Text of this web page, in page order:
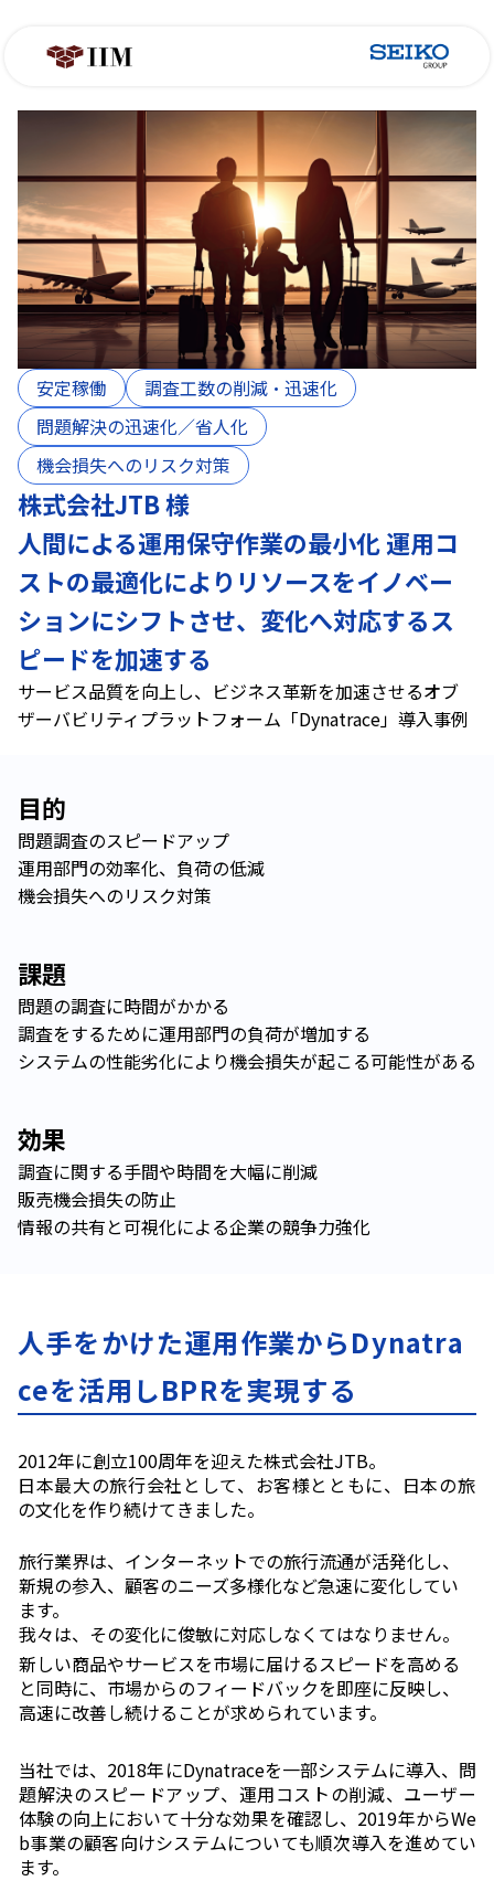
安定稼働
調査工数の削減・迅速化
問題解決の迅速化／省人化​
機会損失へのリスク対策
株式会社JTB 様
人間による運用保守作業の最小化 運用コ
ストの最適化によりリソースをイノベー
ションにシフトさせ、変化へ対応するス
ピードを加速する
サービス品質を向上し、ビジネス革新を加速させるオブ
ザーバビリティプラットフォーム「Dynatrace」導入事例
目的
問題調査のスピードアップ
運用部門の効率化、負荷の低減
機会損失へのリスク対策
課題
問題の調査に時間がかかる
調査をするために運用部門の負荷が増加する
システムの性能劣化により機会損失が起こる可能性がある
効果
調査に関する手間や時間を大幅に削減
販売機会損失の防止
情報の共有と可視化による企業の競争力強化
人手をかけた運用作業からDynatra
ceを活用しBPRを実現する
2012年に創立100周年を迎えた株式会社JTB。
日本最大の旅行会社として、お客様とともに、日本の旅
の文化を作り続けてきました。
旅行業界は、インターネットでの旅行流通が活発化し、
新規の参入、顧客のニーズ多様化など急速に変化してい
ます。
我々は、その変化に俊敏に対応しなくてはなりません。
新しい商品やサービスを市場に届けるスピードを高める
と同時に、市場からのフィードバックを即座に反映し、
高速に改善し続けることが求められています。
当社では、 2018年にDynatraceを一部システムに導入、問
題解決のスピードアップ、運用コストの削減、ユーザー
体験の向上において十分な効果を確認し、 2019年からWe
b事業の顧客向けシステムについても順次導入を進めてい
ます。